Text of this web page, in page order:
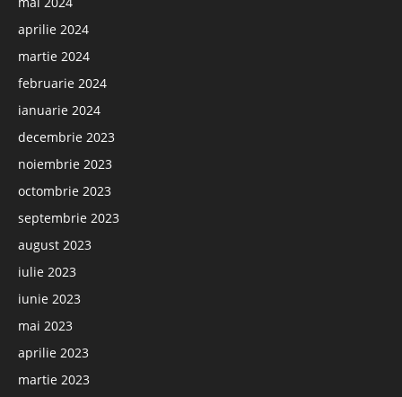
aprilie 2024
martie 2024
februarie 2024
ianuarie 2024
decembrie 2023
noiembrie 2023
octombrie 2023
septembrie 2023
august 2023
iulie 2023
iunie 2023
mai 2023
aprilie 2023
martie 2023